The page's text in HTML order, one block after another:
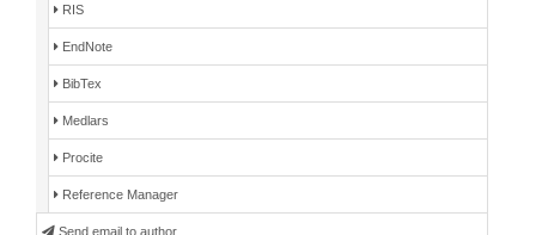
RIS
EndNote
BibTex
Medlars
Procite
Reference Manager
Send email to author